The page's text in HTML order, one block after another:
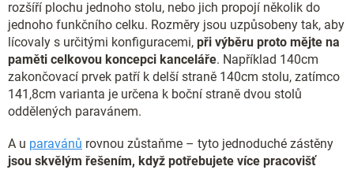
rozšíří plochu jednoho stolu, nebo jich propojí několik do
jednoho funkčního celku. Rozměry jsou uzpůsobeny tak, aby
lícovaly s určitými konfiguracemi, při výběru proto mějte na
paměti celkovou koncepci kanceláře. Například 140cm
zakončovací prvek patří k delší straně 140cm stolu, zatímco
141,8cm varianta je určena k boční straně dvou stolů
oddělených paravánem.
A u paravánů rovnou zůstaňme – tyto jednoduché zástěny
jsou skvělým řešením, když potřebujete více pracovišť